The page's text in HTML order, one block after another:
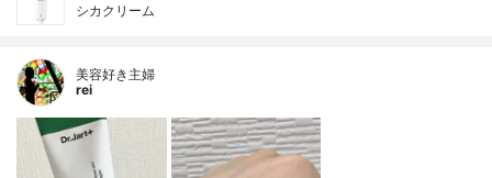
シカクリーム
美容好き主婦
rei